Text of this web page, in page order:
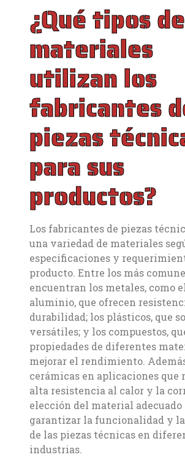
¿Qué tipos de
materiales
utilizan los
fabricantes
piezas
para sus
productos?
Los fabricantes de piezas
una variedad de materiales
especificaciones y
producto. Entre los más
encuentran los metales, como
aluminio, que ofrecen
durabilidad; los plásticos, que
versátiles; y los compuestos,
propiedades de diferentes
mejorar el rendimiento.
cerámicas en aplicaciones que
alta resistencia al calor y la
elección del material
garantizar la funcionalidad y
de las piezas técnicas en
industrias.